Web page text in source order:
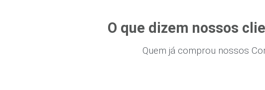
O que dizem nossos
Quem já comprou nossos